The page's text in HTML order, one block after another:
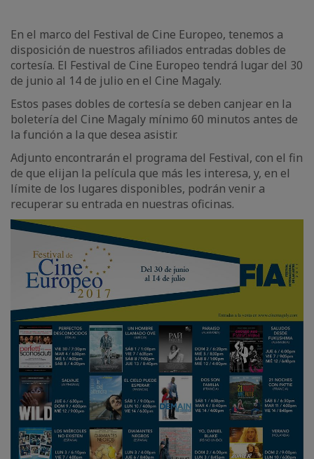
En el marco del Festival de Cine Europeo, tenemos a
disposición de nuestros afiliados entradas dobles de
cortesía. El Festival de Cine Europeo tendrá lugar del 30
de junio al 14 de julio en el Cine Magaly.
Estos pases dobles de cortesía se deben canjear en la
boletería del Cine Magaly mínimo 60 minutos antes de
la función a la que desea asistir.
Adjunto encontrarán el programa del Festival, con el fin
de que elijan la película que más les interesa, y, en el
límite de los lugares disponibles, podrán venir a
recuperar su entrada en nuestras oficinas.